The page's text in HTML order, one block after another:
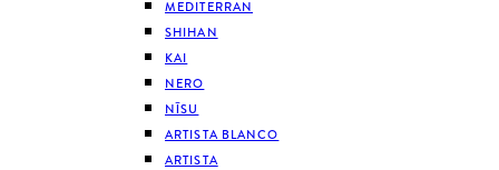
MEDITERRAN
SHIHAN
KAI
NERO
NĪSU
ARTISTA BLANCO
ARTISTA